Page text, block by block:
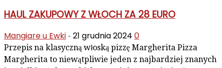
HAUL ZAKUPOWY Z WŁOCH ZA 28 EURO
Mangiare u Ewki - 21 grudnia 2024 0
Przepis na klasyczną włoską pizzę Margherita Pizza
Margherita to niewątpliwie jeden z najbardziej znanych